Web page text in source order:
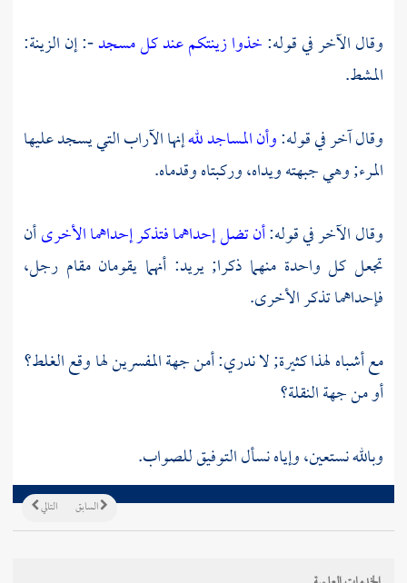
وقال الآخر في قوله:خذوا زينتكم عند كل مسجد-: إن الزينة:
المشط.
وقال آخر في قوله:وأن المساجد للهإنها الآراب التي يسجد عليها
المرء; وهي جبهته ويداه، وركبتاه وقدماه.
وقال الآخر في قوله:أن تضل إحداهما فتذكر إحداهما الأخرىأن
تجعل كل واحدة منهما ذكرا; يريد: أنهما يقومان مقام رجل،
فإحداهما تذكر الأخرى.
مع أشباه لهذا كثيرة; لا ندري: أمن جهة المفسرين لها وقع الغلط؟
أو من جهة النقلة؟
وبالله نستعين، وإياه نسأل التوفيق للصواب.
التالي السابق